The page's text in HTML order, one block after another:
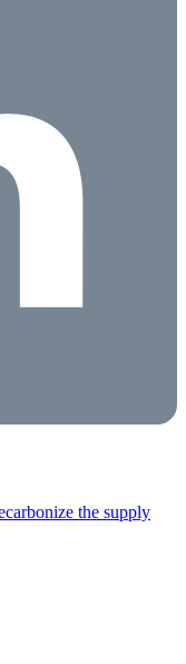
the supply